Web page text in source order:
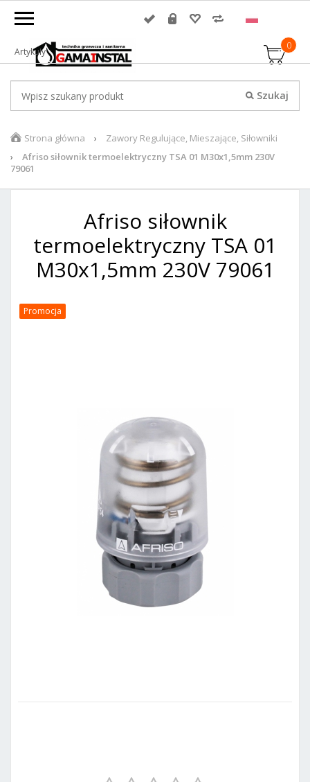
0
Artykuły
Strona główna
Zawory Regulujące, Mieszające, Siłowniki
Afriso siłownik termoelektryczny TSA 01 M30x1,5mm 230V
79061
Afriso siłownik
termoelektryczny TSA 01
M30x1,5mm 230V 79061
Promocja